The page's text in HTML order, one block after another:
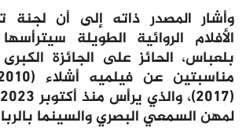
وأشار المصدر ذاته إلى أن لجنة
الأفلام الروائية الطويلة
بلعباس، الحائز على الجائزة
لمهن السمعي البصري والسينما